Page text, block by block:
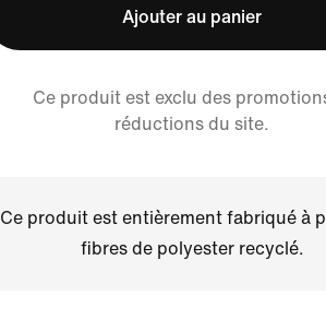
Ajouter au panier
Ce produit est exclu des
réductions du site.
Ce produit est entièrement fabriqué à
fibres de polyester recyclé.